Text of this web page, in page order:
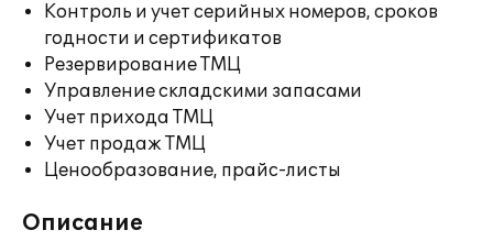
Контроль и учет серийных номеров, сроков
годности и сертификатов
Резервирование ТМЦ
Управление складскими запасами
Учет прихода ТМЦ
Учет продаж ТМЦ
Ценообразование, прайс-листы
Описание